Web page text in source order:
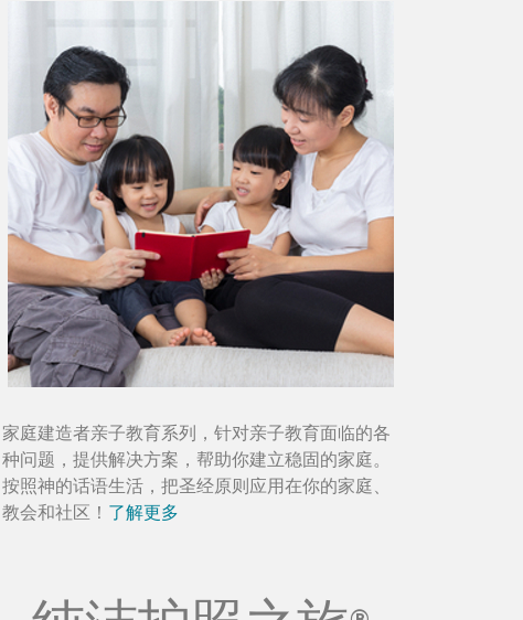
家庭建造者亲子教育系列，针对亲子教育面临的各
种问题，提供解决方案，帮助你建立稳固的家庭。
按照神的话语生活，把圣经原则应用在你的家庭、
教会和社区！ 了解更多